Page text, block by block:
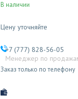
В наличии
Цену уточняйте
+7 (777) 828-56-05
Менеджер по
Заказ только по телефону